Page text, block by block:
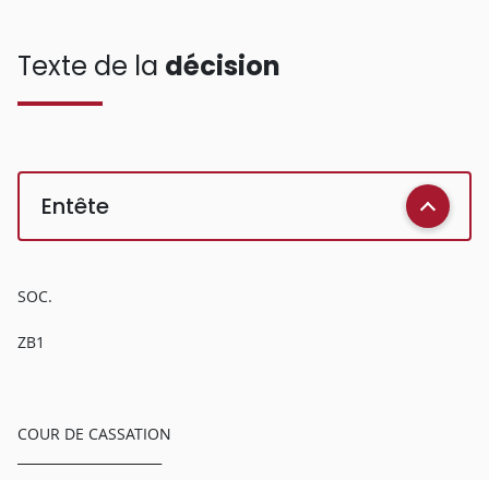
Texte de la décision
Entête
SOC.
ZB1
COUR DE CASSATION